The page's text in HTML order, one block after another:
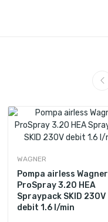
WAGNER
Pompa airless Wagner
ProSpray 3.20 HEA
Spraypack SKID 230V
debit 1.6 l/min